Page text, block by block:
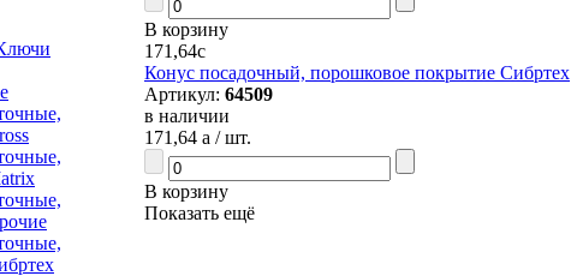
В корзину
171,64c
Конус посадочный, порошковое покрытие Сибртех
Артикул: 64509
в наличии
171,64 a / шт.
В корзину
Показать ещё